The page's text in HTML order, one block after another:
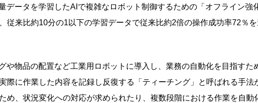
データを学習したAIで複雑なロボット制御するための「オフライン強
従来比約10分の1以下の学習データで従来比約2倍の操作成功率72％
や物品の配置など工業用ロボットに導入し、業務の自動化を目指すた
際に作業した内容を記録し反復する「ティーチング」と呼ばれる手法
め、状況変化への対応が求められたり、複数段階における作業を自動